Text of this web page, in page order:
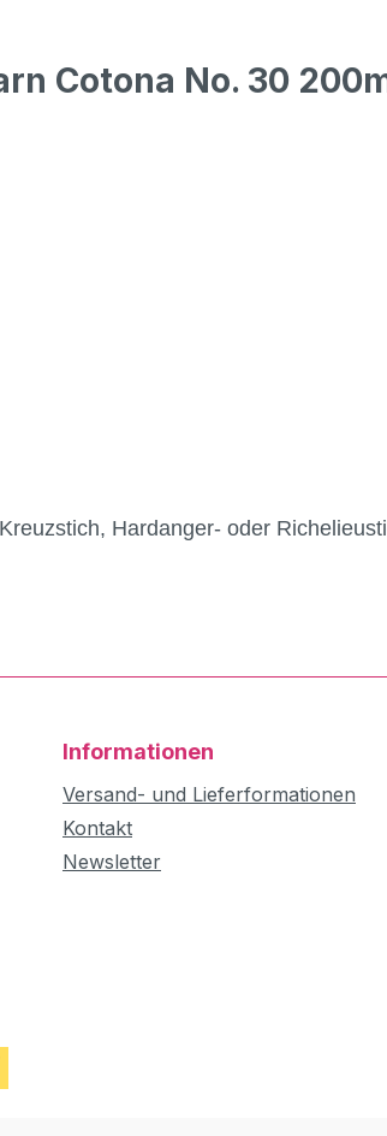
Cotona No. 30
Hardanger- oder
Informationen
Versand- und Lieferformationen
Kontakt
Newsletter